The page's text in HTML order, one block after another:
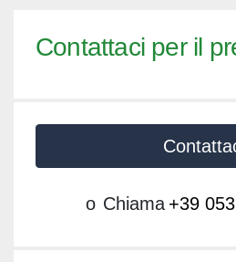
Contattaci per il
o Chiama +39